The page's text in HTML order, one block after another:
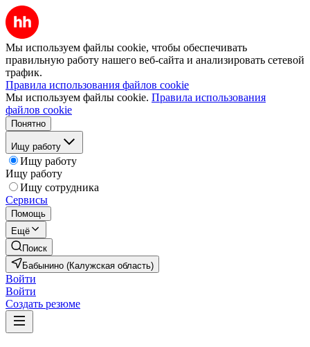
Мы используем файлы cookie, чтобы обеспечивать
правильную работу нашего веб-сайта и анализировать сетевой
трафик.
Правила использования файлов cookie
Мы используем файлы cookie. Правила использования
файлов cookie
Понятно
Ищу работу
Ищу работу
Ищу работу
Ищу сотрудника
Сервисы
Помощь
Ещё
Поиск
Бабынино (Калужская область)
Войти
Войти
Создать резюме